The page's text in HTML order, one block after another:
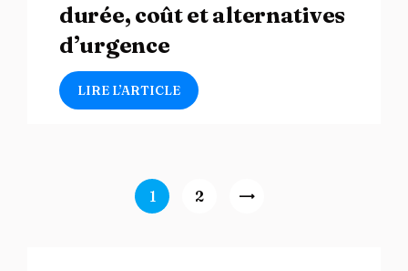
durée, coût et alternatives
d’urgence
LIRE L’ARTICLE
Navigation des articles
Page
1 Page
2
>